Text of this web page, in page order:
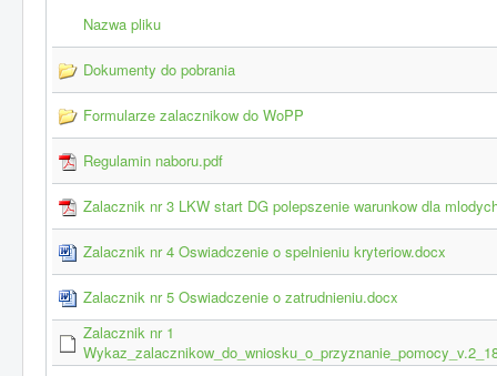
Nazwa pliku
Dokumenty do pobrania
Formularze zalacznikow do WoPP
Regulamin naboru.pdf
Zalacznik nr 3 LKW start DG polepszenie warunkow dla
Zalacznik nr 4 Oswiadczenie o spelnieniu kryteriow.docx
Zalacznik nr 5 Oswiadczenie o zatrudnieniu.docx
Zalacznik nr 1